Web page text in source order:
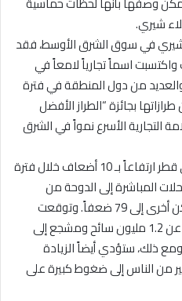
شيري.
شيري في سوق الشرق الأوسط، فقد
اسماً تجارياً لامعاً في
من دول المنطقة في فترة
بجائزة “الطراز الأفضل
التجارية الأسرع نمواً في الشرق
وتشهد الرحلات الجوية المتجهة إلى قطر ارتفاعاً بـ 10 أضعاف خلال فترة
المباشرة إلى الدوحة من
المكسيك والأرجنتين وإسبانيا وأماكن أخرى إلى 79 ضعفاً. وتوقعت
المؤسسات المعنية قدوم ما يزيد عن 1.2 مليون سائح ومشجع إلى
ذلك، ستؤدي أيضاً الزيادة
من الناس إلى ضغوط كبيرة على